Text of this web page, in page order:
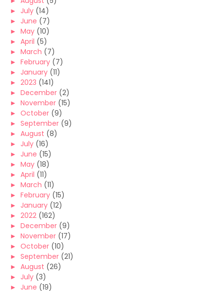
► July (14)
► June (7)
► May (10)
► April (5)
► March (7)
► February (7)
► January (11)
► 2023 (141)
► December (2)
► November (15)
► October (9)
► September (9)
► August (8)
► July (16)
► June (15)
► May (18)
► April (11)
► March (11)
► February (15)
► January (12)
► 2022 (162)
► December (9)
► November (17)
► October (10)
► September (21)
► August (26)
► July (3)
► June (19)